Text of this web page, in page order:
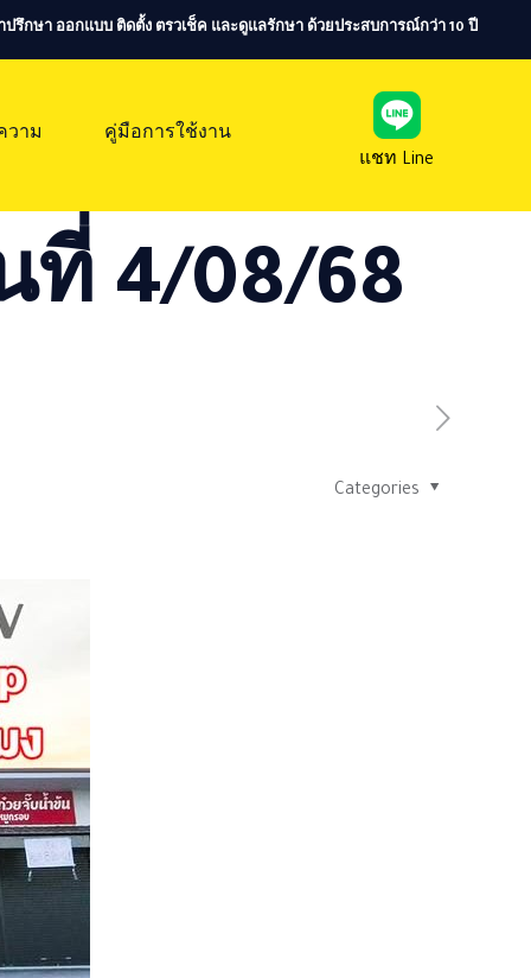
ปรึกษา ออกแบบ ติดตั้ง ตรวเช็ค และดูแลรักษา ด้วยประสบการณ์กว่า 10 ปี
วาม
คู่มือการใช้งาน
แชท Line
ที่ 4/08/68
Categories